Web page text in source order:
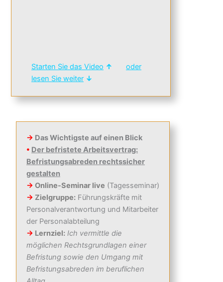
Starten Sie das Video ↑ oder
lesen Sie weiter ↓
→ Das Wichtigste auf einen Blick
• Der befristete Arbeitsvertrag:
Befristungsabreden rechtssicher
gestalten
→ Online-Seminar live (Tagesseminar)
→ Zielgruppe: Führungskräfte mit
Personalverantwortung und Mitarbeiter
der Personalabteilung
→ Lernziel: Ich vermittle die
möglichen Rechtsgrundlagen einer
Befristung sowie den Umgang mit
Befristungsabreden im beruflichen